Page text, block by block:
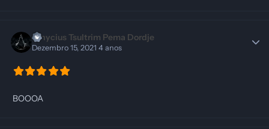
Vinycius Tsultrim Pema Dordje
Dezembro 15, 20214 anos
BOOOA